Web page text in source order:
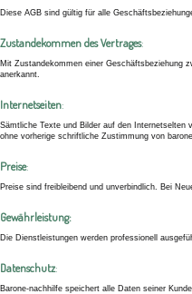
Diese AGB sind gültig für alle
Zustandekommen des Vertrages:
Mit Zustandekommen einer Geschäftsbeziehung
anerkannt.
Internetseiten:
Sämtliche Texte und Bilder auf den Internetselten
ohne vorherige schriftliche Zustimmung von
Preise:
Preise sind freibleibend und unverbindlich. Bei
Gewährleistung:
Die Dienstleistungen werden professionell
Datenschutz:
Barone-nachhilfe speichert alle Daten seiner